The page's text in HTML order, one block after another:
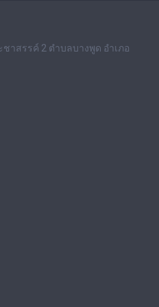
าสรรค์ 2 ตำบลบางพูด อำเภอ